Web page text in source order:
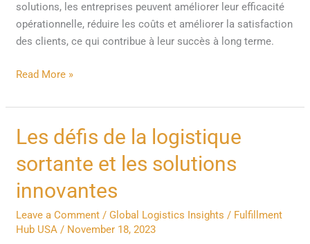
solutions, les entreprises peuvent améliorer leur efficacité
opérationnelle, réduire les coûts et améliorer la satisfaction
des clients, ce qui contribue à leur succès à long terme.
Read More »
Les défis de la logistique
sortante et les solutions
innovantes
Leave a Comment / Global Logistics Insights / Fulfillment
Hub USA / November 18, 2023
Les
défis
de
la
logistique
sortante
et